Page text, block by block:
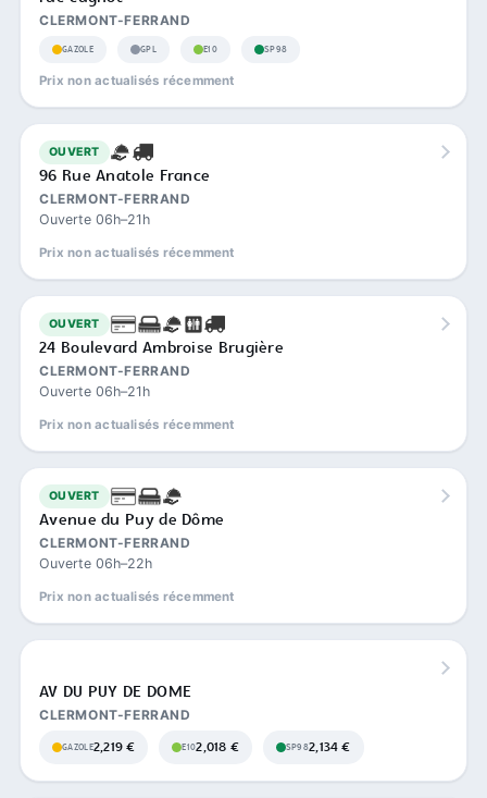
CLERMONT-FERRAND
GAZOLE GPL E10 SP98
Prix non actualisés récemment
OUVERT
96 Rue Anatole France
CLERMONT-FERRAND
Ouverte 06h–21h
Prix non actualisés récemment
OUVERT
24 Boulevard Ambroise Brugière
CLERMONT-FERRAND
Ouverte 06h–21h
Prix non actualisés récemment
OUVERT
Avenue du Puy de Dôme
CLERMONT-FERRAND
Ouverte 06h–22h
Prix non actualisés récemment
AV DU PUY DE DOME
CLERMONT-FERRAND
GAZOLE2,219 € E102,018 € SP982,134 €